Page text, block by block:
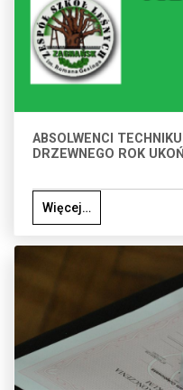
ABSOLWENCI
DRZEWNEGO ROK
Więcej…